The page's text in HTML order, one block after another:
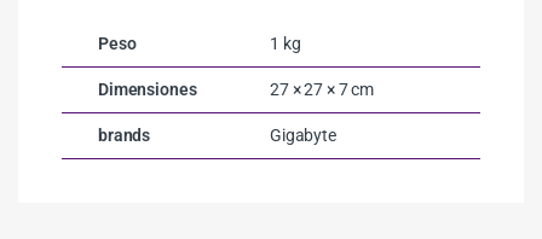
Peso 1 kg
Dimensiones 27 × 27 × 7 cm
brands Gigabyte